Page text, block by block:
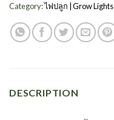
Category:ไฟปลูก | Grow Lights
DESCRIPTION